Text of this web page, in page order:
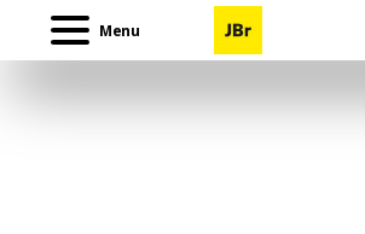
Menu